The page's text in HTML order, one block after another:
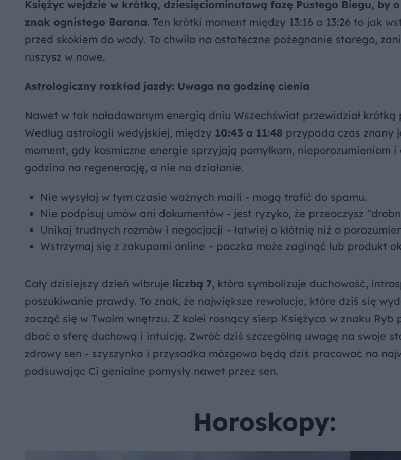
Księżyc wejdzie w krótką, dziesięciominutową fazę Pustego Biegu, by
znak ognistego Barana. Ten krótki moment między 13:16 a 13:26 to jak
przed skokiem do wody. To chwila na ostateczne pożegnanie starego,
ruszysz w nowe.
Astrologiczny rozkład jazdy: Uwaga na godzinę cienia
Nawet w tak naładowanym energią dniu Wszechświat przewidział krótką
Według astrologii wedyjskiej, między 10:43 a 11:48 przypada czas znany
moment, gdy kosmiczne energie sprzyjają pomyłkom, nieporozumieniom i
godzina na regenerację, a nie na działanie.
Nie wysyłaj w tym czasie ważnych maili - mogą trafić do spamu.
Nie podpisuj umów ani dokumentów - jest ryzyko, że przeoczysz
Unikaj trudnych rozmów i negocjacji – łatwiej o kłótnię niż o
Wstrzymaj się z zakupami online – paczka może zaginąć lub produkt
Cały dzisiejszy dzień wibruje liczbą 7, która symbolizuje duchowość,
poszukiwanie prawdy. To znak, że największe rewolucje, które dziś się
zacząć się w Twoim wnętrzu. Z kolei rosnący sierp Księżyca w znaku Ryb
dbać o sferę duchową i intuicję. Zwróć dziś szczególną uwagę na swoje
zdrowy sen - szyszynka i przysadka mózgowa będą dziś pracować na
podsuwając Ci genialne pomysły nawet przez sen.
Horoskopy: